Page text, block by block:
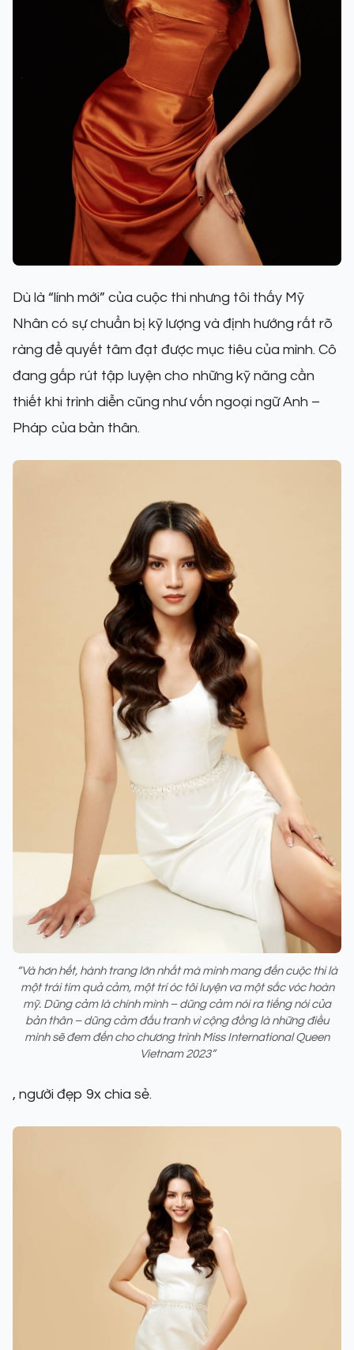
Dù là “lính mới” của cuộc thi nhưng tôi thấy Mỹ
Nhân có sự chuẩn bị kỹ lượng và định hướng rất rõ
ràng để quyết tâm đạt được mục tiêu của mình. Cô
đang gấp rút tập luyện cho những kỹ năng cần
thiết khi trình diễn cũng như vốn ngoại ngữ Anh –
Pháp của bản thân.
“Và hơn hết, hành trang lớn nhất mà mình mang đến cuộc thi là
một trái tim quả cảm, một trí óc tôi luyện va một sắc vóc hoàn
mỹ. Dũng cảm là chính mình – dũng cảm nói ra tiếng nói của
bản thân – dũng cảm đấu tranh vì cộng đồng là những điều
mình sẽ đem đến cho chương trình Miss International Queen
Vietnam 2023”
, người đẹp 9x chia sẻ.